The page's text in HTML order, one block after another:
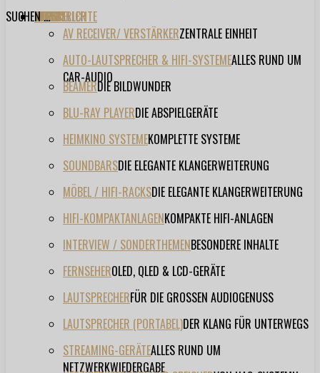
TESTBERICHTE
AV RECEIVER/ VERSTÄRKERZENTRALE EINHEIT
AUTO-LAUTSPRECHER & HIFI-SYSTEMEALLES RUND UM
CAR-AUDIO
BEAMERDIE BILDWUNDER
BLU-RAY PLAYERDIE ABSPIELGERÄTE
HEIMKINO SYSTEMEKOMPLETTE SYSTEME
SOUNDBARSDIE ELEGANTE KLANGERWEITERUNG
MÖBEL / HIFI-RACKSDIE ELEGANTE KLANGERWEITERUNG
HIFI-KOMPAKTANLAGENKOMPAKTE HIFI-ANLAGEN
INTERVIEW / SONDERTHEMENBESONDERE INHALTE
FERNSEHEROLED, QLED & LCD-GERÄTE
LAUTSPRECHERFÜR DIE GROSSEN AUDIOGENUSS
LAUTSPRECHER (PORTABEL)DER KLANG FÜR UNTERWEGS
STREAMING-GERÄTEALLES RUND UM
NETZWERKWIEDERGABE
FORUM
FILME
VIDEOS
HERSTELLER
EVENT
SUCHEN ...